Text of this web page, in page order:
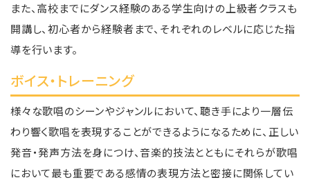
また、高校までにダンス経験のある学生向けの上級者クラスも
開講し、初心者から経験者まで、それぞれのレベルに応じた指
導を行います。
ボイス・トレーニング
様々な歌唱のシーンやジャンルにおいて、聴き手により一層伝
わり響く歌唱を表現することができるようになるために、正しい
発音・発声方法を身につけ、音楽的技法とともにそれらが歌唱
において最も重要である感情の表現方法と密接に関係してい